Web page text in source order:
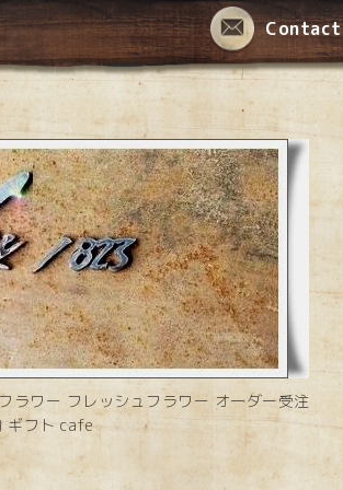
Contact
ラワー フレッシュフラワー オーダー受注
ギフト cafe